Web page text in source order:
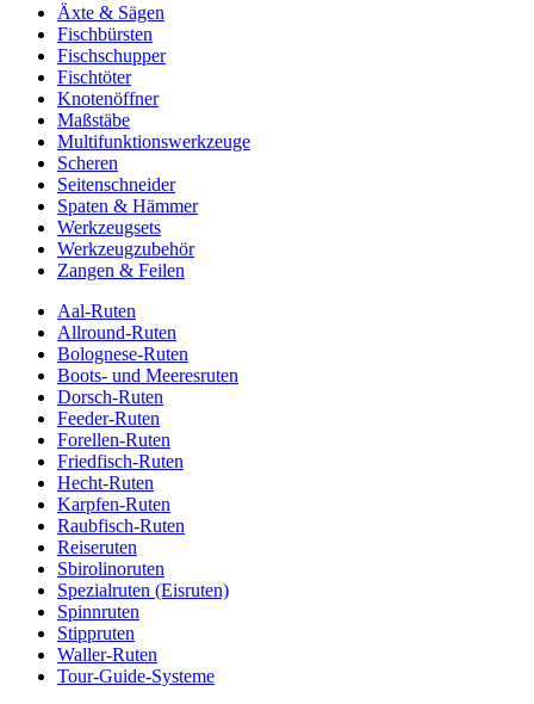
Äxte & Sägen
Fischbürsten
Fischschupper
Fischtöter
Knotenöffner
Maßstäbe
Multifunktionswerkzeuge
Scheren
Seitenschneider
Spaten & Hämmer
Werkzeugsets
Werkzeugzubehör
Zangen & Feilen
Aal-Ruten
Allround-Ruten
Bolognese-Ruten
Boots- und Meeresruten
Dorsch-Ruten
Feeder-Ruten
Forellen-Ruten
Friedfisch-Ruten
Hecht-Ruten
Karpfen-Ruten
Raubfisch-Ruten
Reiseruten
Sbirolinoruten
Spezialruten (Eisruten)
Spinnruten
Stippruten
Waller-Ruten
Tour-Guide-Systeme